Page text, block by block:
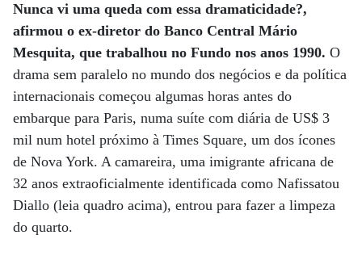
Nunca vi uma queda com essa dramaticidade?,
afirmou o ex-diretor do Banco Central Mário
Mesquita, que trabalhou no Fundo nos anos 1990. O
drama sem paralelo no mundo dos negócios e da política
internacionais começou algumas horas antes do
embarque para Paris, numa suíte com diária de US$ 3
mil num hotel próximo à Times Square, um dos ícones
de Nova York. A camareira, uma imigrante africana de
32 anos extraoficialmente identificada como Nafissatou
Diallo (leia quadro acima), entrou para fazer a limpeza
do quarto.